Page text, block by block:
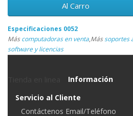
Al Carro
Especificaciones 0052
Máscomputadoras en venta,Mássoportes
software y licencias
Información
Servicio al Cliente
Contáctenos Email/Teléfono